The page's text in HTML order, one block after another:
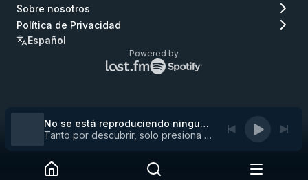
Sobre nosotros
Política de Privacidad
Español
Powered by
Logo
de
a
Lastfm)
Spotify)
No se está reproduciendo ninguna pista
Tanto por descubrir, solo presiona play